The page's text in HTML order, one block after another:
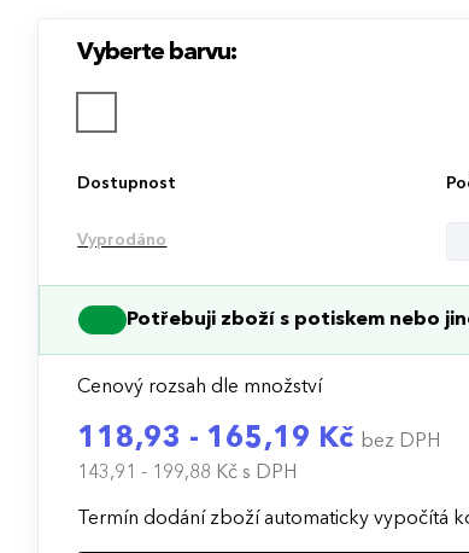
Vyberte barvu:
Dostupnost
Vyprodáno
Potřebuji zboží s potiskem nebo
Cenový rozsah dle množství
118,93 - 165,19 Kč bez DPH
143,91 - 199,88 Kčs DPH
Termín dodání zboží automaticky vypočítá